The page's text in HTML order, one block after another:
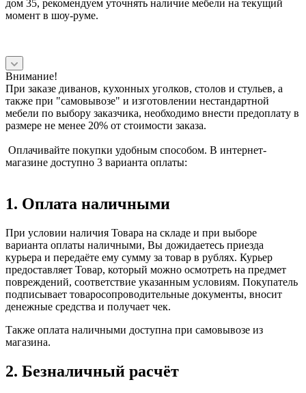
дом 35, рекомендуем уточнять наличие мебели на текущий
момент в шоу-руме.
Внимание!
При заказе диванов, кухонных уголков, столов и стульев, а
также при "самовывозе" и изготовлении нестандартной
мебели по выбору заказчика, необходимо внести предоплату в
размере не менее 20% от стоимости заказа.
Оплачивайте покупки удобным способом. В интернет-
магазине доступно 3 варианта оплаты:
1. Оплата наличными
При условии наличия Товара на складе и при выборе
варианта оплаты наличными, Вы дожидаетесь приезда
курьера и передаёте ему сумму за товар в рублях. Курьер
предоставляет Товар, который можно осмотреть на предмет
повреждений, соответствие указанным условиям. Покупатель
подписывает товаросопроводительные документы, вносит
денежные средства и получает чек.
Также оплата наличными доступна при самовывозе из
магазина.
2. Безналичный расчёт